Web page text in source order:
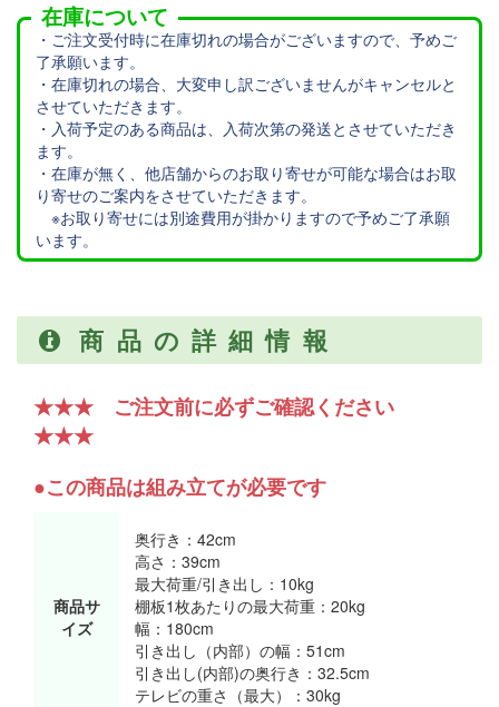
在庫について
・ご注文受付時に在庫切れの場合がございますので、予めご
了承願います。
・在庫切れの場合、大変申し訳ございませんがキャンセルと
させていただきます。
・入荷予定のある商品は、入荷次第の発送とさせていただき
ます。
・在庫が無く、他店舗からのお取り寄せが可能な場合はお取
り寄せのご案内をさせていただきます。
※お取り寄せには別途費用が掛かりますので予めご了承願
います。
商品の詳細情報
★★★ ご注文前に必ずご確認ください
★★★
●この商品は組み立てが必要です
商品サ
イズ
奥行き：42cm
高さ：39cm
最大荷重/引き出し：10kg
棚板1枚あたりの最大荷重：20kg
幅：180cm
引き出し（内部）の幅：51cm
引き出し(内部)の奥行き：32.5cm
テレビの重さ（最大）：30kg